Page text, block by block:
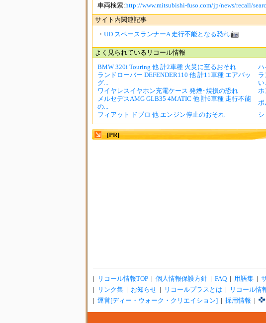
車両検索:http://www.mitsubishi-fuso.com/jp/news/recall/
サイト内関連記事
・ UD スペースランナーA 走行不能となる恐れ
よく見られているリコール情報
BMW 320i Touring 他 計2車種 火災に至るおそれ
ハ
ランドローバー DEFENDER110 他 計11車種 エアバッ
グ...
ラ
い...
ワイヤレスイヤホン充電ケース 発煙･焼損の恐れ
ホ
メルセデスAMG GLB35 4MATIC 他 計6車種 走行不能
の...
ボ
フィアット ドブロ 他 エンジン停止のおそれ
シ
[PR]
| リコール情報TOP | 個人情報保護方針 | FAQ | 用語集 |
|
リンク集 | お知らせ | リコールプラスとは | リコール情
| 運営[ディー・ウォーク・クリエイション] | 採用情報 |